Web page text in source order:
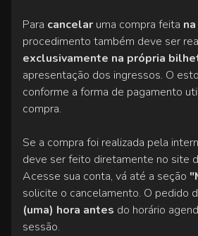
Para cancelar uma compra feita
procedimento também deve ser
exclusivamente na própria
apresentação dos ingressos. O
conforme a forma de pagamento
compra.
Se a compra foi realizada pela
deve ser feito diretamente no site
Acesse sua conta, vá até a seção
solicite o cancelamento. O pedido
(uma) hora antes do horário
sessão.